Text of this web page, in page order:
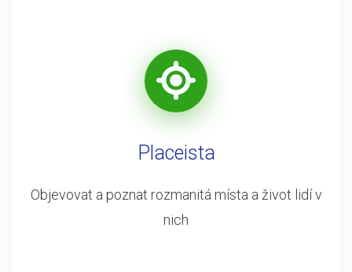
Placeista
Objevovat a poznat rozmanitá místa a život lidí v
nich